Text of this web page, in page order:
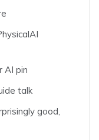
AI pin
talk
good,